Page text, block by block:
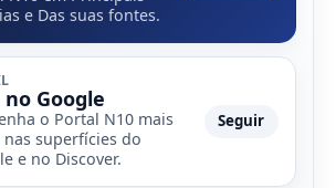
e Das suas fontes.
no Google
o Portal N10 mais
superfícies do
e no Discover.
Seguir